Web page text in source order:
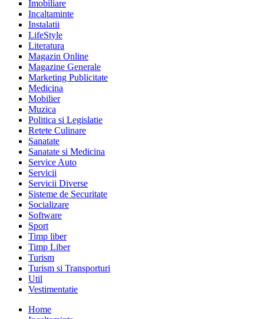
Imobiliare
Incaltaminte
Instalatii
LifeStyle
Literatura
Magazin Online
Magazine Generale
Marketing Publicitate
Medicina
Mobilier
Muzica
Politica si Legislatie
Retete Culinare
Sanatate
Sanatate si Medicina
Service Auto
Servicii
Servicii Diverse
Sisteme de Securitate
Socializare
Software
Sport
Timp liber
Timp Liber
Turism
Turism si Transporturi
Util
Vestimentatie
Home